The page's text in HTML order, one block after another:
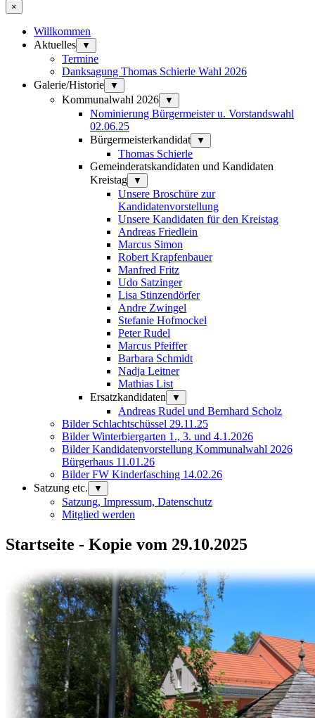
×
Willkommen
Aktuelles
▼
Termine
Danksagung Thomas Schierle Wahl 2026
Galerie/Historie
▼
Kommunalwahl 2026 ▼
Nominierung Bürgermeister u. Vorstandswahl
02.06.25
Bürgermeisterkandidat
▼
Thomas Schierle
Gemeinderatskandidaten und Kandidaten
Kreistag
▼
Unsere Broschüre zur
Kandidatenvorstellung
Unsere Kandidaten für den Kreistag
Andreas Friedlein
Marcus Simon
Robert Krapfenbauer
Manfred Fritz
Udo Satzinger
Lisa Stinzendörfer
Andre Zwingel
Stefanie Hofmockel
Peter Rudel
Marcus Pfeiffer
Barbara Schmidt
Nadja Leitner
Mathias List
Ersatzkandidaten
▼
Andreas Rudel und Bernhard Scholz
Bilder Schlachtschüssel 29.11.25
Bilder Winterbiergarten 1., 3. und 4.1.2026
Bilder Kandidatenvorstellung Kommunalwahl 2026
Bürgerhaus 11.01.26
Bilder FW Kinderfasching 14.02.26
Satzung etc.
▼
Satzung, Impressum, Datenschutz
Mitglied werden
Startseite - Kopie vom 29.10.2025